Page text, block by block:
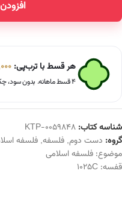
هر قسط با ترب‌پی:
۴ قسط ماهانه. بدون سود، چک و ضامن.
شناسه کتاب: KTP-0059848
گروه: دست دوم, فلسفه, فلسفه
موضوع: فلسفه اسلامی
قفسه: 1025C